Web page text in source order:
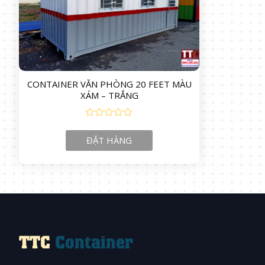
CONTAINER VĂN PHÒNG 20 FEET MÀU
XÁM – TRẮNG
out
of
ĐẶT HÀNG
TTC Container